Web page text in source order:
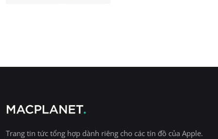
Trang tin tức tổng hợp dành riêng cho các tín đồ của Apple.